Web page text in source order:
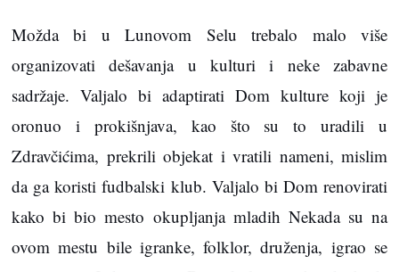
Možda bi u Lunovom Selu trebalo malo više
organizovati dešavanja u kulturi i neke zabavne
sadržaje. Valjalo bi adaptirati Dom kulture koji je
oronuo i prokišnjava, kao što su to uradili u
Zdravčićima, prekrili objekat i vratili nameni, mislim
da ga koristi fudbalski klub. Valjalo bi Dom renovirati
kako bi bio mesto okupljanja mladih Nekada su na
ovom mestu bile igranke, folklor, druženja, igrao se